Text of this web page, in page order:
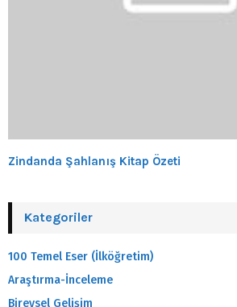
Zindanda Şahlanış Kitap Özeti
Kategoriler
100 Temel Eser (İlköğretim)
Araştırma-İnceleme
Bireysel Gelişim